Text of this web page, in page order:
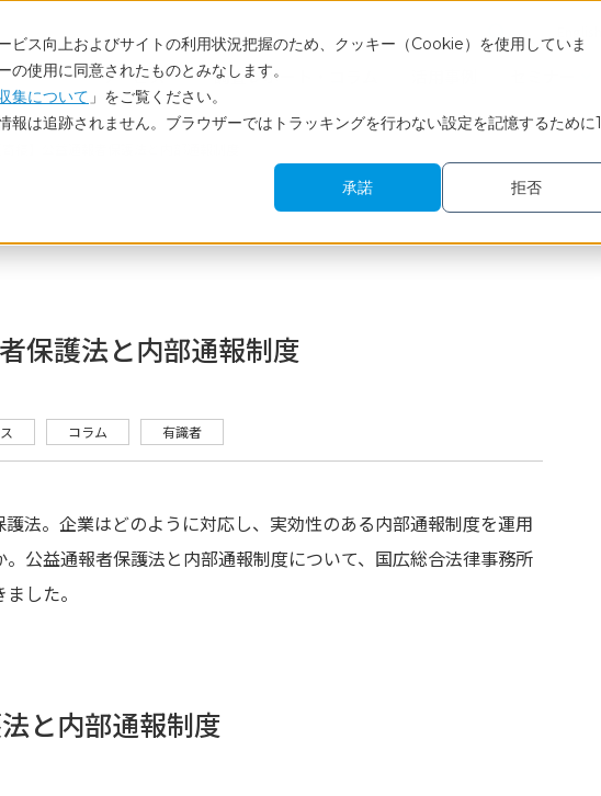
ビス向上およびサイトの利用状況把握のため、クッキー（Cookie）を使用していま
使用に同意されたものとみなします。
集について 」をご覧ください。
は追跡されません。ブラウザーではトラッキングを行わない設定を記憶するために1
承諾
拒否
サービス 調査レポート・コラム
保護法と内部通報制度
コラム 有識者
法。企業はどのように対応し、実効性のある内部通報制度を運用
公益通報者保護法と内部通報制度について、国広総合法律事務所
した。
と内部通報制度